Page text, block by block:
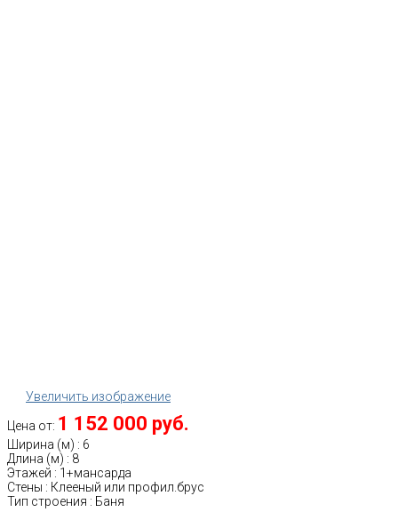
Увеличить изображение
Цена от: 1 152 000 руб.
Ширина (м) : 6
Длина (м) : 8
Этажей : 1+мансарда
Стены : Клееный или профил.брус
Тип строения : Баня